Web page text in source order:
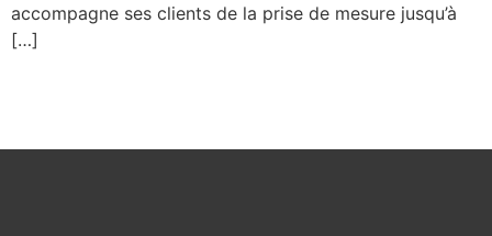
accompagne ses clients de la prise de mesure jusqu’à
[…]